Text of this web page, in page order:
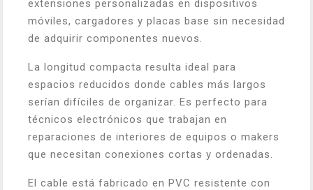
extensiones personalizadas en dispositivos
móviles, cargadores y placas base sin necesidad
de adquirir componentes nuevos.
La longitud compacta resulta ideal para
espacios reducidos donde cables más largos
serían difíciles de organizar. Es perfecto para
técnicos electrónicos que trabajan en
reparaciones de interiores de equipos o makers
que necesitan conexiones cortas y ordenadas.
El cable está fabricado en PVC resistente con